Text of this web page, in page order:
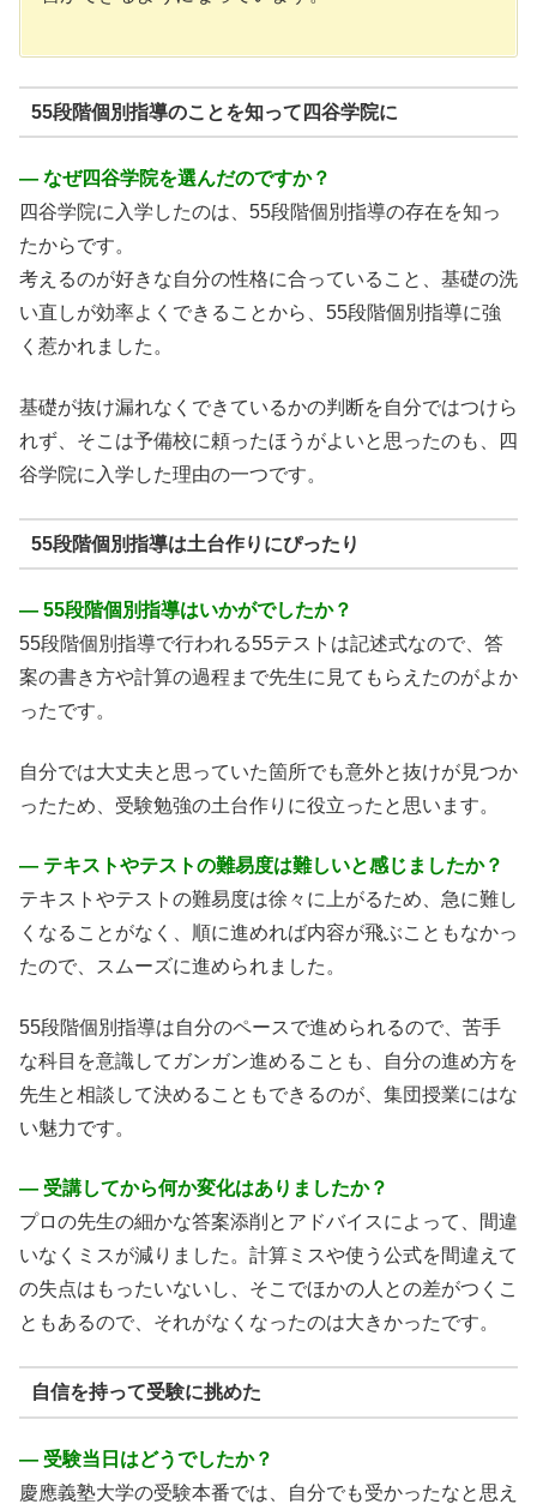
55段階個別指導のことを知って四谷学院に
― なぜ四谷学院を選んだのですか？
四谷学院に入学したのは、55段階個別指導の存在を知っ
たからです。
考えるのが好きな自分の性格に合っていること、基礎の洗
い直しが効率よくできることから、55段階個別指導に強
く惹かれました。
基礎が抜け漏れなくできているかの判断を自分ではつけら
れず、そこは予備校に頼ったほうがよいと思ったのも、四
谷学院に入学した理由の一つです。
55段階個別指導は土台作りにぴったり
― 55段階個別指導はいかがでしたか？
55段階個別指導で行われる55テストは記述式なので、答
案の書き方や計算の過程まで先生に見てもらえたのがよか
ったです。
自分では大丈夫と思っていた箇所でも意外と抜けが見つか
ったため、受験勉強の土台作りに役立ったと思います。
― テキストやテストの難易度は難しいと感じましたか？
テキストやテストの難易度は徐々に上がるため、急に難し
くなることがなく、順に進めれば内容が飛ぶこともなかっ
たので、スムーズに進められました。
55段階個別指導は自分のペースで進められるので、苦手
な科目を意識してガンガン進めることも、自分の進め方を
先生と相談して決めることもできるのが、集団授業にはな
い魅力です。
― 受講してから何か変化はありましたか？
プロの先生の細かな答案添削とアドバイスによって、間違
いなくミスが減りました。計算ミスや使う公式を間違えて
の失点はもったいないし、そこでほかの人との差がつくこ
ともあるので、それがなくなったのは大きかったです。
自信を持って受験に挑めた
― 受験当日はどうでしたか？
慶應義塾大学の受験本番では、自分でも受かったなと思え